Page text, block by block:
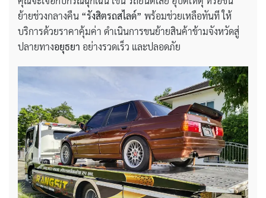
ย้ายช่วงกลางคืน “รังสิตรถสไลด์” พร้อมช่วยเหลือทันที ให้
บริการด้วยราคาคุ้มค่า ดำเนินการขนย้ายสินค้าข้ามจังหวัดสู่
ปลายทางอยุธยา อย่างรวดเร็ว และปลอดภัย